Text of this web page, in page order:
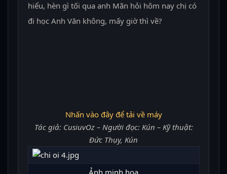
hiểu, hèn gì tối qua anh Mãn hỏi hôm nay chị có
đi học Anh Văn không, mấy giờ thì về?
Nhấn vào đây để tải về máy
Tác giả: CusiuvOz – Người đọc: Kún – Kỹ thuật:
Đức Thụy, Kún